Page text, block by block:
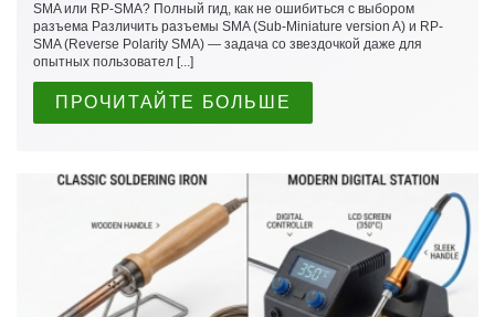
SMA или RP-SMA? Полный гид, как не ошибиться с выбором
разъема Различить разъемы SMA (Sub-Miniature version A) и RP-
SMA (Reverse Polarity SMA) — задача со звездочкой даже для
опытных пользовател [...]
ПРОЧИТАЙТЕ БОЛЬШЕ